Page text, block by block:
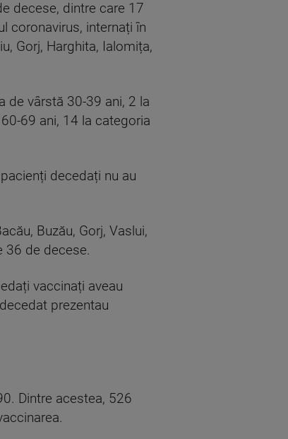
decese, dintre care 17
coronavirus, internați în
Gorj, Harghita, Ialomița,
de vârstă 30-39 ani, 2 la
69 ani, 14 la categoria
decedați nu au
Buzău, Gorj, Vaslui,
36 de decese.
vaccinați aveau
prezentau
Dintre acestea, 526